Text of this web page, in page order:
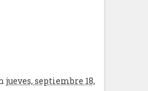
jueves, septiembre 18,